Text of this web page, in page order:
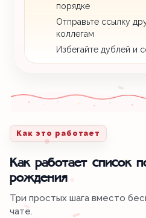
порядке
Отправьте ссылку
коллегам
Избегайте дублей и
Как это работает
Как работает список
рождения
Три простых шага вместо
чате.